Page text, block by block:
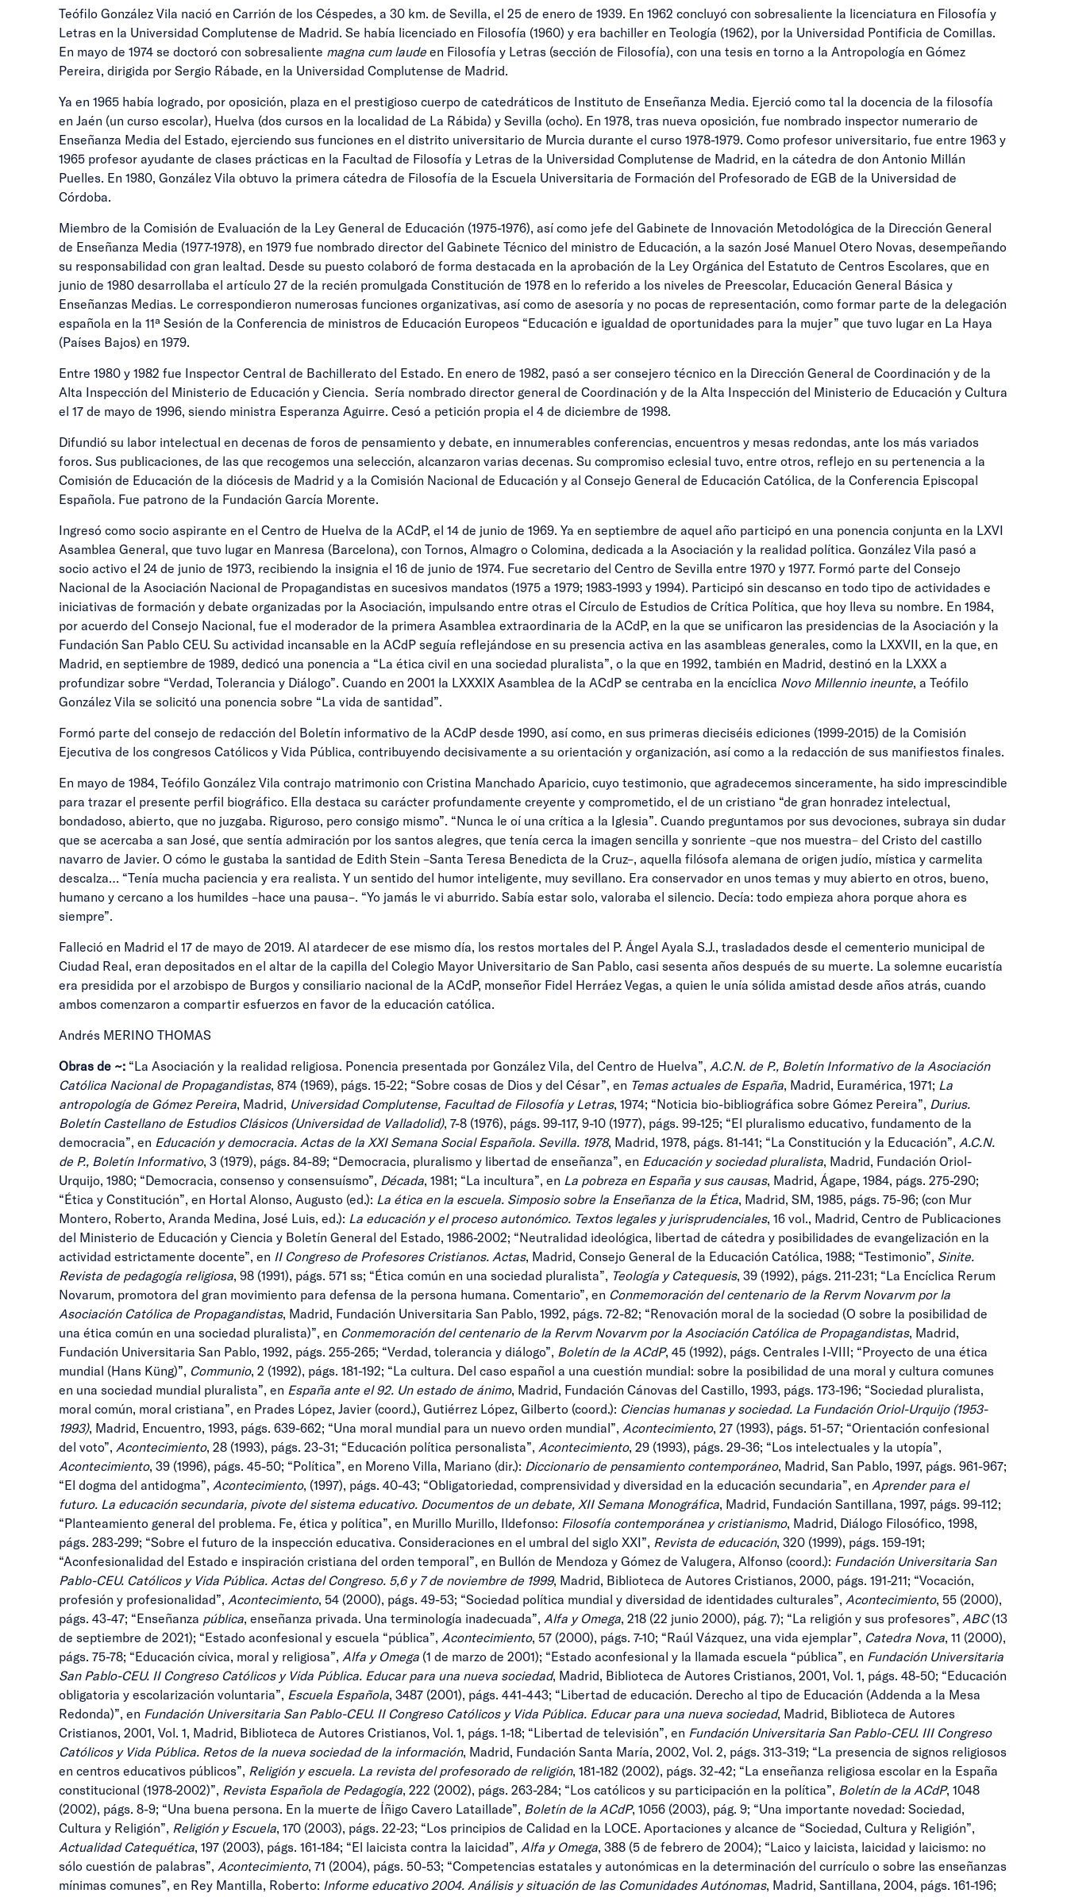
Teófilo González Vila nació en Carrión de los Céspedes, a 30 km. de Sevilla, el 25 de enero de 1939. En 1962 concluyó con sobresaliente la licenciatura en Filosofía y
Letras en la Universidad Complutense de Madrid. Se había licenciado en Filosofía (1960) y era bachiller en Teología (1962), por la Universidad Pontificia de Comillas.
En mayo de 1974 se doctoró con sobresaliente magna cum laude en Filosofía y Letras (sección de Filosofía), con una tesis en torno a la Antropología en Gómez
Pereira, dirigida por Sergio Rábade, en la Universidad Complutense de Madrid.
Ya en 1965 había logrado, por oposición, plaza en el prestigioso cuerpo de catedráticos de Instituto de Enseñanza Media. Ejerció como tal la docencia de la filosofía
en Jaén (un curso escolar), Huelva (dos cursos en la localidad de La Rábida) y Sevilla (ocho). En 1978, tras nueva oposición, fue nombrado inspector numerario de
Enseñanza Media del Estado, ejerciendo sus funciones en el distrito universitario de Murcia durante el curso 1978-1979. Como profesor universitario, fue entre 1963 y
1965 profesor ayudante de clases prácticas en la Facultad de Filosofía y Letras de la Universidad Complutense de Madrid, en la cátedra de don Antonio Millán
Puelles. En 1980, González Vila obtuvo la primera cátedra de Filosofía de la Escuela Universitaria de Formación del Profesorado de EGB de la Universidad de
Córdoba.
Miembro de la Comisión de Evaluación de la Ley General de Educación (1975-1976), así como jefe del Gabinete de Innovación Metodológica de la Dirección General
de Enseñanza Media (1977-1978), en 1979 fue nombrado director del Gabinete Técnico del ministro de Educación, a la sazón José Manuel Otero Novas, desempeñando
su responsabilidad con gran lealtad. Desde su puesto colaboró de forma destacada en la aprobación de la Ley Orgánica del Estatuto de Centros Escolares, que en
junio de 1980 desarrollaba el artículo 27 de la recién promulgada Constitución de 1978 en lo referido a los niveles de Preescolar, Educación General Básica y
Enseñanzas Medias. Le correspondieron numerosas funciones organizativas, así como de asesoría y no pocas de representación, como formar parte de la delegación
española en la 11ª Sesión de la Conferencia de ministros de Educación Europeos “Educación e igualdad de oportunidades para la mujer” que tuvo lugar en La Haya
(Países Bajos) en 1979.
Entre 1980 y 1982 fue Inspector Central de Bachillerato del Estado. En enero de 1982, pasó a ser consejero técnico en la Dirección General de Coordinación y de la
Alta Inspección del Ministerio de Educación y Ciencia. Sería nombrado director general de Coordinación y de la Alta Inspección del Ministerio de Educación y Cultura
el 17 de mayo de 1996, siendo ministra Esperanza Aguirre. Cesó a petición propia el 4 de diciembre de 1998.
Difundió su labor intelectual en decenas de foros de pensamiento y debate, en innumerables conferencias, encuentros y mesas redondas, ante los más variados
foros. Sus publicaciones, de las que recogemos una selección, alcanzaron varias decenas. Su compromiso eclesial tuvo, entre otros, reflejo en su pertenencia a la
Comisión de Educación de la diócesis de Madrid y a la Comisión Nacional de Educación y al Consejo General de Educación Católica, de la Conferencia Episcopal
Española. Fue patrono de la Fundación García Morente.
Ingresó como socio aspirante en el Centro de Huelva de la ACdP, el 14 de junio de 1969. Ya en septiembre de aquel año participó en una ponencia conjunta en la LXVI
Asamblea General, que tuvo lugar en Manresa (Barcelona), con Tornos, Almagro o Colomina, dedicada a la Asociación y la realidad política. González Vila pasó a
socio activo el 24 de junio de 1973, recibiendo la insignia el 16 de junio de 1974. Fue secretario del Centro de Sevilla entre 1970 y 1977. Formó parte del Consejo
Nacional de la Asociación Nacional de Propagandistas en sucesivos mandatos (1975 a 1979; 1983-1993 y 1994). Participó sin descanso en todo tipo de actividades e
iniciativas de formación y debate organizadas por la Asociación, impulsando entre otras el Círculo de Estudios de Crítica Política, que hoy lleva su nombre. En 1984,
por acuerdo del Consejo Nacional, fue el moderador de la primera Asamblea extraordinaria de la ACdP, en la que se unificaron las presidencias de la Asociación y la
Fundación San Pablo CEU. Su actividad incansable en la ACdP seguía reflejándose en su presencia activa en las asambleas generales, como la LXXVII, en la que, en
Madrid, en septiembre de 1989, dedicó una ponencia a “La ética civil en una sociedad pluralista”, o la que en 1992, también en Madrid, destinó en la LXXX a
profundizar sobre “Verdad, Tolerancia y Diálogo”. Cuando en 2001 la LXXXIX Asamblea de la ACdP se centraba en la encíclica Novo Millennio ineunte, a Teófilo
González Vila se solicitó una ponencia sobre “La vida de santidad”.
Formó parte del consejo de redacción del Boletín informativo de la ACdP desde 1990, así como, en sus primeras dieciséis ediciones (1999-2015) de la Comisión
Ejecutiva de los congresos Católicos y Vida Pública, contribuyendo decisivamente a su orientación y organización, así como a la redacción de sus manifiestos finales.
En mayo de 1984, Teófilo González Vila contrajo matrimonio con Cristina Manchado Aparicio, cuyo testimonio, que agradecemos sinceramente, ha sido imprescindible
para trazar el presente perfil biográfico. Ella destaca su carácter profundamente creyente y comprometido, el de un cristiano “de gran honradez intelectual,
bondadoso, abierto, que no juzgaba. Riguroso, pero consigo mismo”. “Nunca le oí una crítica a la Iglesia”. Cuando preguntamos por sus devociones, subraya sin dudar
que se acercaba a san José, que sentía admiración por los santos alegres, que tenía cerca la imagen sencilla y sonriente –que nos muestra– del Cristo del castillo
navarro de Javier. O cómo le gustaba la santidad de Edith Stein –Santa Teresa Benedicta de la Cruz–, aquella filósofa alemana de origen judío, mística y carmelita
descalza… “Tenía mucha paciencia y era realista. Y un sentido del humor inteligente, muy sevillano. Era conservador en unos temas y muy abierto en otros, bueno,
humano y cercano a los humildes –hace una pausa–. “Yo jamás le vi aburrido. Sabía estar solo, valoraba el silencio. Decía: todo empieza ahora porque ahora es
siempre”.
Falleció en Madrid el 17 de mayo de 2019. Al atardecer de ese mismo día, los restos mortales del P. Ángel Ayala S.J., trasladados desde el cementerio municipal de
Ciudad Real, eran depositados en el altar de la capilla del Colegio Mayor Universitario de San Pablo, casi sesenta años después de su muerte. La solemne eucaristía
era presidida por el arzobispo de Burgos y consiliario nacional de la ACdP, monseñor Fidel Herráez Vegas, a quien le unía sólida amistad desde años atrás, cuando
ambos comenzaron a compartir esfuerzos en favor de la educación católica.
Andrés MERINO THOMAS
Obras de ~: “La Asociación y la realidad religiosa. Ponencia presentada por González Vila, del Centro de Huelva”, A.C.N. de P., Boletín Informativo de la Asociación
Católica Nacional de Propagandistas, 874 (1969), págs. 15-22; “Sobre cosas de Dios y del César”, en Temas actuales de España, Madrid, Euramérica, 1971; La
antropología de Gómez Pereira, Madrid, Universidad Complutense, Facultad de Filosofía y Letras, 1974; “Noticia bio-bibliográfica sobre Gómez Pereira”, Durius.
Boletín Castellano de Estudios Clásicos (Universidad de Valladolid), 7-8 (1976), págs. 99-117, 9-10 (1977), págs. 99-125; “El pluralismo educativo, fundamento de la
democracia”, en Educación y democracia. Actas de la XXI Semana Social Española. Sevilla. 1978, Madrid, 1978, págs. 81-141; “La Constitución y la Educación”, A.C.N.
de P., Boletín Informativo, 3 (1979), págs. 84-89; “Democracia, pluralismo y libertad de enseñanza”, en Educación y sociedad pluralista, Madrid, Fundación Oriol-
Urquijo, 1980; “Democracia, consenso y consensuísmo”, Década, 1981; “La incultura”, en La pobreza en España y sus causas, Madrid, Ágape, 1984, págs. 275-290;
“Ética y Constitución”, en Hortal Alonso, Augusto (ed.): La ética en la escuela. Simposio sobre la Enseñanza de la Ética, Madrid, SM, 1985, págs. 75-96; (con Mur
Montero, Roberto, Aranda Medina, José Luis, ed.): La educación y el proceso autonómico. Textos legales y jurisprudenciales, 16 vol., Madrid, Centro de Publicaciones
del Ministerio de Educación y Ciencia y Boletín General del Estado, 1986-2002; “Neutralidad ideológica, libertad de cátedra y posibilidades de evangelización en la
actividad estrictamente docente”, en II Congreso de Profesores Cristianos. Actas, Madrid, Consejo General de la Educación Católica, 1988; “Testimonio”, Sinite.
Revista de pedagogía religiosa, 98 (1991), págs. 571 ss; “Ética común en una sociedad pluralista”, Teología y Catequesis, 39 (1992), págs. 211-231; “La Encíclica Rerum
Novarum, promotora del gran movimiento para defensa de la persona humana. Comentario”, en Conmemoración del centenario de la Rervm Novarvm por la
Asociación Católica de Propagandistas, Madrid, Fundación Universitaria San Pablo, 1992, págs. 72-82; “Renovación moral de la sociedad (O sobre la posibilidad de
una ética común en una sociedad pluralista)”, en Conmemoración del centenario de la Rervm Novarvm por la Asociación Católica de Propagandistas, Madrid,
Fundación Universitaria San Pablo, 1992, págs. 255-265; “Verdad, tolerancia y diálogo”, Boletín de la ACdP, 45 (1992), págs. Centrales I-VIII; “Proyecto de una ética
mundial (Hans Küng)”, Communio, 2 (1992), págs. 181-192; “La cultura. Del caso español a una cuestión mundial: sobre la posibilidad de una moral y cultura comunes
en una sociedad mundial pluralista”, en España ante el 92. Un estado de ánimo, Madrid, Fundación Cánovas del Castillo, 1993, págs. 173-196; “Sociedad pluralista,
moral común, moral cristiana”, en Prades López, Javier (coord.), Gutiérrez López, Gilberto (coord.): Ciencias humanas y sociedad. La Fundación Oriol-Urquijo (1953-
1993), Madrid, Encuentro, 1993, págs. 639-662; “Una moral mundial para un nuevo orden mundial”, Acontecimiento, 27 (1993), págs. 51-57; “Orientación confesional
del voto”, Acontecimiento, 28 (1993), págs. 23-31; “Educación política personalista”, Acontecimiento, 29 (1993), págs. 29-36; “Los intelectuales y la utopía”,
Acontecimiento, 39 (1996), págs. 45-50; “Política”, en Moreno Villa, Mariano (dir.): Diccionario de pensamiento contemporáneo, Madrid, San Pablo, 1997, págs. 961-967;
“El dogma del antidogma”, Acontecimiento, (1997), págs. 40-43; “Obligatoriedad, comprensividad y diversidad en la educación secundaria”, en Aprender para el
futuro. La educación secundaria, pivote del sistema educativo. Documentos de un debate, XII Semana Monográfica, Madrid, Fundación Santillana, 1997, págs. 99-112;
“Planteamiento general del problema. Fe, ética y política”, en Murillo Murillo, Ildefonso: Filosofía contemporánea y cristianismo, Madrid, Diálogo Filosófico, 1998,
págs. 283-299; “Sobre el futuro de la inspección educativa. Consideraciones en el umbral del siglo XXI”, Revista de educación, 320 (1999), págs. 159-191;
“Aconfesionalidad del Estado e inspiración cristiana del orden temporal”, en Bullón de Mendoza y Gómez de Valugera, Alfonso (coord.): Fundación Universitaria San
Pablo-CEU. Católicos y Vida Pública. Actas del Congreso. 5,6 y 7 de noviembre de 1999, Madrid, Biblioteca de Autores Cristianos, 2000, págs. 191-211; “Vocación,
profesión y profesionalidad”, Acontecimiento, 54 (2000), págs. 49-53; “Sociedad política mundial y diversidad de identidades culturales”, Acontecimiento, 55 (2000),
págs. 43-47; “Enseñanza pública, enseñanza privada. Una terminología inadecuada”, Alfa y Omega, 218 (22 junio 2000), pág. 7); “La religión y sus profesores”, ABC(13
de septiembre de 2021); “Estado aconfesional y escuela “pública”, Acontecimiento, 57 (2000), págs. 7-10; “Raúl Vázquez, una vida ejemplar”, Catedra Nova, 11 (2000),
págs. 75-78; “Educación cívica, moral y religiosa”, Alfa y Omega (1 de marzo de 2001); “Estado aconfesional y la llamada escuela “pública”, en Fundación Universitaria
San Pablo-CEU. II Congreso Católicos y Vida Pública. Educar para una nueva sociedad, Madrid, Biblioteca de Autores Cristianos, 2001, Vol. 1, págs. 48-50; “Educación
obligatoria y escolarización voluntaria”, Escuela Española, 3487 (2001), págs. 441-443; “Libertad de educación. Derecho al tipo de Educación (Addenda a la Mesa
Redonda)”, en Fundación Universitaria San Pablo-CEU. II Congreso Católicos y Vida Pública. Educar para una nueva sociedad, Madrid, Biblioteca de Autores
Cristianos, 2001, Vol. 1, Madrid, Biblioteca de Autores Cristianos, Vol. 1, págs. 1-18; “Libertad de televisión”, en Fundación Universitaria San Pablo-CEU. III Congreso
Católicos y Vida Pública. Retos de la nueva sociedad de la información, Madrid, Fundación Santa María, 2002, Vol. 2, págs. 313-319; “La presencia de signos religiosos
en centros educativos públicos”, Religión y escuela. La revista del profesorado de religión, 181-182 (2002), págs. 32-42; “La enseñanza religiosa escolar en la España
constitucional (1978-2002)”, Revista Española de Pedagogía, 222 (2002), págs. 263-284; “Los católicos y su participación en la política”, Boletín de la ACdP, 1048
(2002), págs. 8-9; “Una buena persona. En la muerte de Íñigo Cavero Lataillade”, Boletín de la ACdP, 1056 (2003), pág. 9; “Una importante novedad: Sociedad,
Cultura y Religión”, Religión y Escuela, 170 (2003), págs. 22-23; “Los principios de Calidad en la LOCE. Aportaciones y alcance de “Sociedad, Cultura y Religión”,
Actualidad Catequética, 197 (2003), págs. 161-184; “El laicista contra la laicidad”, Alfa y Omega, 388 (5 de febrero de 2004); “Laico y laicista, laicidad y laicismo: no
sólo cuestión de palabras”, Acontecimiento, 71 (2004), págs. 50-53; “Competencias estatales y autonómicas en la determinación del currículo o sobre las enseñanzas
mínimas comunes”, en Rey Mantilla, Roberto: Informe educativo 2004. Análisis y situación de las Comunidades Autónomas, Madrid, Santillana, 2004, págs. 161-196;